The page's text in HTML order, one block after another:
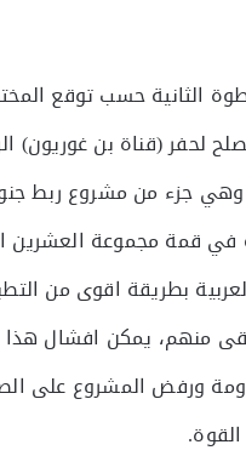
الثانية حسب توقع
لحفر (قناة بن غوريون)
جزء من مشروع ربط
في قمة مجموعة العشرين
بطريقة اقوى من
منهم، يمكن افشال
ورفض المشروع على